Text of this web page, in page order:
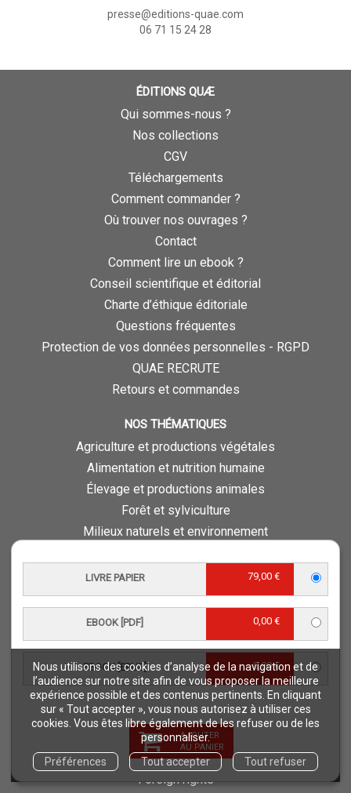
Nous utilisons des cookies d’analyse de la navigation et de
l’audience sur notre site afin de vous proposer la meilleure
expérience possible et des contenus pertinents. En cliquant
sur « Tout accepter », vous nous autorisez à utiliser ces
cookies. Vous êtes libre également de les refuser ou de les
personnaliser.
Préférences
Tout accepter Tout refuser
LIVRE PAPIER 79,00 €
EBOOK [PDF] 0,00 €
EBOOK [EPUB] 0,00 €
AJOUTER
AU PANIER
presse@editions-quae.com
06 71 15 24 28
ÉDITIONS QUÆ
Qui sommes-nous ?
Nos collections
CGV
Téléchargements
Comment commander ?
Où trouver nos ouvrages ?
Contact
Comment lire un ebook ?
Conseil scientifique et éditorial
Charte d’éthique éditoriale
Questions fréquentes
Protection de vos données personnelles - RGPD
QUAE RECRUTE
Retours et commandes
NOS THÉMATIQUES
Agriculture et productions végétales
Alimentation et nutrition humaine
Élevage et productions animales
Forêt et sylviculture
Milieux naturels et environnement
Pêche - Ressources aquatiques et aquacoles
Sciences de la vie et de la terre
Science pour tous
Sciences sociales, politiques, économiques
ESPACE PRO
Vous êtes auteur
Vous êtes journaliste
Vous êtes libraire
Vous êtes bibliothécaire
Foreign rights